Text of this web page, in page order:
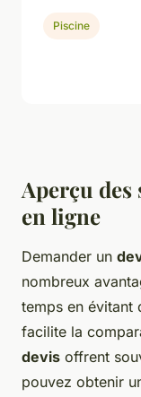
Aperçu des
en ligne
Demander un
nombreux
temps en évitant
facilite la
devis offrent
pouvez obtenir
Piscine